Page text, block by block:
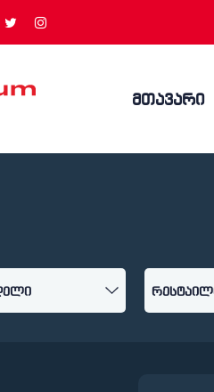
მთავარი